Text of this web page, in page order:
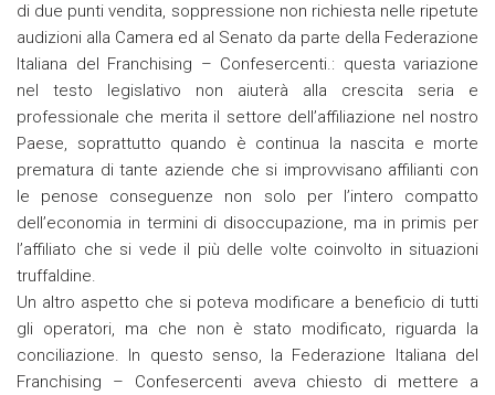
di due punti vendita, soppressione non richiesta nelle ripetute
audizioni alla Camera ed al Senato da parte della Federazione
Italiana del Franchising – Confesercenti.: questa variazione
nel testo legislativo non aiuterà alla crescita seria e
professionale che merita il settore dell’affiliazione nel nostro
Paese, soprattutto quando è continua la nascita e morte
prematura di tante aziende che si improvvisano affilianti con
le penose conseguenze non solo per l’intero compatto
dell’economia in termini di disoccupazione, ma in primis per
l’affiliato che si vede il più delle volte coinvolto in situazioni
truffaldine.
Un altro aspetto che si poteva modificare a beneficio di tutti
gli operatori, ma che non è stato modificato, riguarda la
conciliazione. In questo senso, la Federazione Italiana del
Franchising – Confesercenti aveva chiesto di mettere a